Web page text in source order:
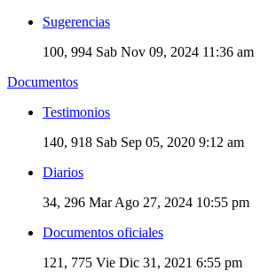
Sugerencias
100, 994 Sab Nov 09, 2024 11:36 am
Documentos
Testimonios
140, 918 Sab Sep 05, 2020 9:12 am
Diarios
34, 296 Mar Ago 27, 2024 10:55 pm
Documentos oficiales
121, 775 Vie Dic 31, 2021 6:55 pm